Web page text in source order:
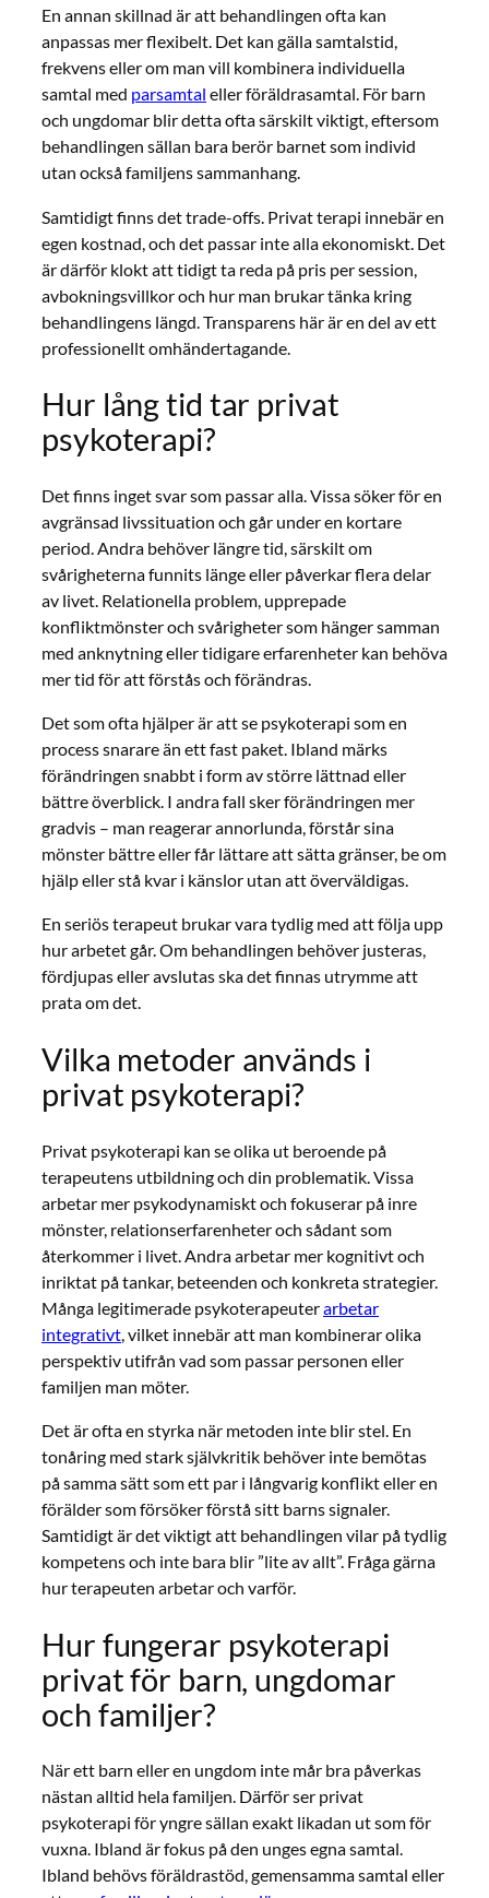
En annan skillnad är att behandlingen ofta kan
anpassas mer flexibelt. Det kan gälla samtalstid,
frekvens eller om man vill kombinera individuella
samtal med parsamtal eller föräldrasamtal. För barn
och ungdomar blir detta ofta särskilt viktigt, eftersom
behandlingen sällan bara berör barnet som individ
utan också familjens sammanhang.
Samtidigt finns det trade-offs. Privat terapi innebär en
egen kostnad, och det passar inte alla ekonomiskt. Det
är därför klokt att tidigt ta reda på pris per session,
avbokningsvillkor och hur man brukar tänka kring
behandlingens längd. Transparens här är en del av ett
professionellt omhändertagande.
Hur lång tid tar privat
psykoterapi?
Det finns inget svar som passar alla. Vissa söker för en
avgränsad livssituation och går under en kortare
period. Andra behöver längre tid, särskilt om
svårigheterna funnits länge eller påverkar flera delar
av livet. Relationella problem, upprepade
konfliktmönster och svårigheter som hänger samman
med anknytning eller tidigare erfarenheter kan behöva
mer tid för att förstås och förändras.
Det som ofta hjälper är att se psykoterapi som en
process snarare än ett fast paket. Ibland märks
förändringen snabbt i form av större lättnad eller
bättre överblick. I andra fall sker förändringen mer
gradvis – man reagerar annorlunda, förstår sina
mönster bättre eller får lättare att sätta gränser, be om
hjälp eller stå kvar i känslor utan att överväldigas.
En seriös terapeut brukar vara tydlig med att följa upp
hur arbetet går. Om behandlingen behöver justeras,
fördjupas eller avslutas ska det finnas utrymme att
prata om det.
Vilka metoder används i
privat psykoterapi?
Privat psykoterapi kan se olika ut beroende på
terapeutens utbildning och din problematik. Vissa
arbetar mer psykodynamiskt och fokuserar på inre
mönster, relationserfarenheter och sådant som
återkommer i livet. Andra arbetar mer kognitivt och
inriktat på tankar, beteenden och konkreta strategier.
Många legitimerade psykoterapeuterarbetar
integrativt , vilket innebär att man kombinerar olika
perspektiv utifrån vad som passar personen eller
familjen man möter.
Det är ofta en styrka när metoden inte blir stel. En
tonåring med stark självkritik behöver inte bemötas
på samma sätt som ett par i långvarig konflikt eller en
förälder som försöker förstå sitt barns signaler.
Samtidigt är det viktigt att behandlingen vilar på tydlig
kompetens och inte bara blir ”lite av allt”. Fråga gärna
hur terapeuten arbetar och varför.
Hur fungerar psykoterapi
privat för barn, ungdomar
och familjer?
När ett barn eller en ungdom inte mår bra påverkas
nästan alltid hela familjen. Därför ser privat
psykoterapi för yngre sällan exakt likadan ut som för
vuxna. Ibland är fokus på den unges egna samtal.
Ibland behövs föräldrastöd, gemensamma samtal eller